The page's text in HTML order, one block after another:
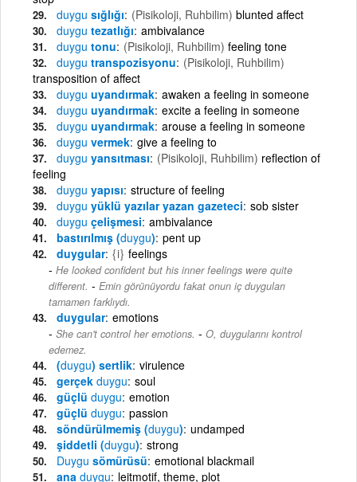
duygu sığlığı (Pisikoloji, Ruhbilim) blunted affect
duygu tezatlığı ambivalance
duygu tonu (Pisikoloji, Ruhbilim) feeling tone
duygu transpozisyonu (Pisikoloji, Ruhbilim)
transposition of affect
duygu uyandırmak awaken a feeling in someone
duygu uyandırmak excite a feeling in someone
duygu uyandırmak arouse a feeling in someone
duygu vermek give a feeling to
duygu yansıtması (Pisikoloji, Ruhbilim) reflection of
feeling
duygu yapısı structure of feeling
duygu yüklü yazılar yazan gazeteci sob sister
duygu çelişmesi ambivalance
bastırılmış (duygu) pent up
duygular {i} feelings
He looked confident but his inner feelings were quite
different. - Emin görünüyordu fakat onun iç duyguları
tamamen farklıydı.
duygular emotions
She can't control her emotions. - O, duygularını kontrol
edemez.
(duygu) sertlik virulence
gerçek duygu soul
güçlü duygu emotion
güçlü duygu passion
söndürülmemiş (duygu) undamped
şiddetli (duygu) strong
Duygu sömürüsü emotional blackmail
ana duygu leitmotif, theme, plot